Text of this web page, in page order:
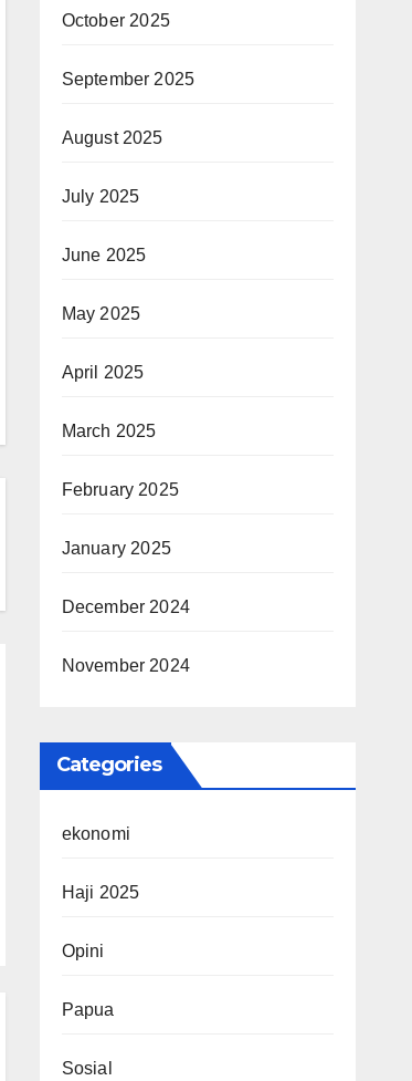
October 2025
September 2025
August 2025
July 2025
June 2025
May 2025
April 2025
March 2025
February 2025
January 2025
December 2024
November 2024
Categories
ekonomi
Haji 2025
Opini
Papua
Sosial